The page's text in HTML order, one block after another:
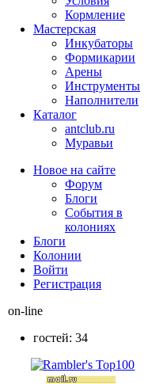
Кормление
Мастерская
Инкубаторы
Формикарии
Арены
Инструменты
Наполнители
Каталог
antclub.ru
Муравьи
Новое на сайте
Форум
Блоги
События в
колониях
Блоги
Колонии
Войти
Peгиcтpaция
on-line
гостей: 34